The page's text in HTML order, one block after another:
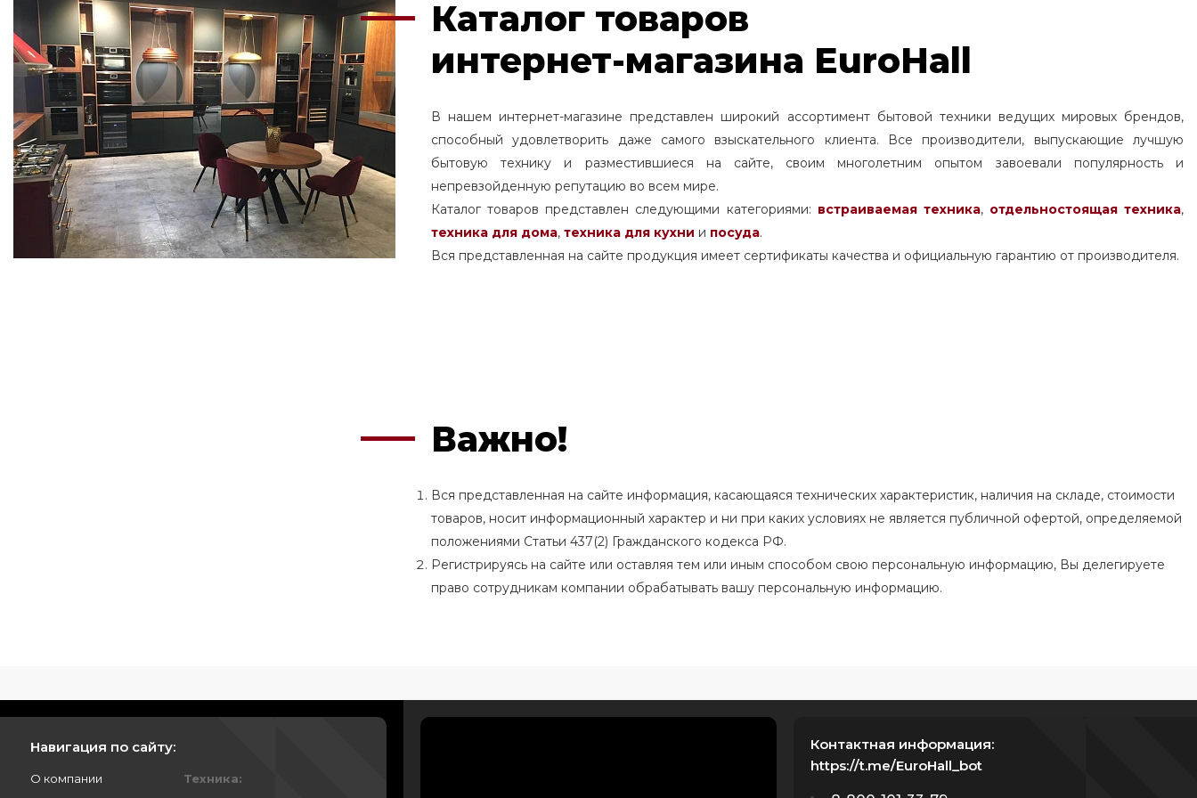
Каталог товаров
интернет-магазина EuroHall
В нашем интернет-магазине представлен широкий ассортимент бытовой техники ведущих мировых брендов,
способный удовлетворить даже самого взыскательного клиента. Все производители, выпускающие лучшую
бытовую технику и разместившиеся на сайте, своим многолетним опытом завоевали популярность и
непревзойденную репутацию во всем мире.
Каталог товаров представлен следующими категориями: встраиваемая техника, отдельностоящаятехника,
техника для дома, техника для кухни и посуда.
Вся представленная на сайте продукция имеет сертификаты качества и официальную гарантию от производителя.
Важно!
Вся представленная на сайте информация, касающаяся технических характеристик, наличия на складе, стоимости
товаров, носит информационный характер и ни при каких условиях не является публичной офертой, определяемой
положениями Статьи 437(2) Гражданского кодекса РФ.
Регистрируясь на сайте или оставляя тем или иным способом свою персональную информацию, Вы делегируете
право сотрудникам компании обрабатывать вашу персональную информацию.
Навигация по сайту:
О компании
Техника:
Контактная информация:
https://t.me/EuroHall_bot